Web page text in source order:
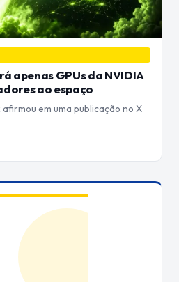
apenas GPUs da NVIDIA
ao espaço
em uma publicação no X